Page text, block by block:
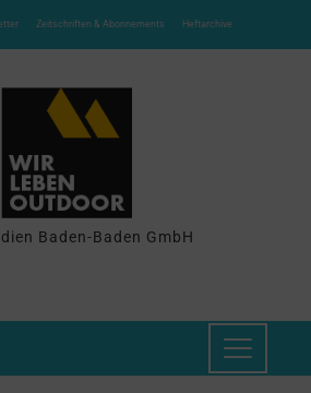
Zeitschriften & Abonnements Heftarchive
Baden-Baden GmbH